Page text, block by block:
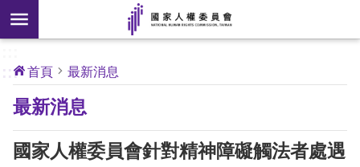
前往主要內容區塊
搜
尋
開
新
]
核
心
人
權
公
約
:::
首頁 最新消息
最新消息
國家人權委員會針對精神障礙觸法者處遇